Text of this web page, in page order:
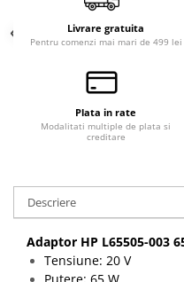
Livrare gratuita
Pentru comenzi mai mari de 499 lei
Plata in rate
Modalitati multiple de plata si
creditare
Descriere
Adaptor HP L65505-003
Tensiune: 20 V